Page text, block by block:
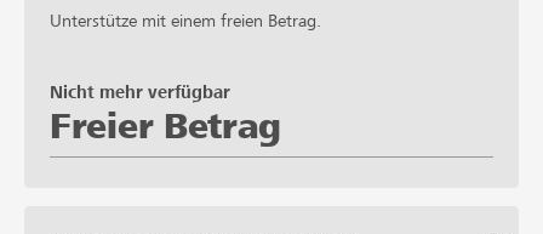
Unterstütze mit einem freien Betrag.
Freier Betrag
Nicht mehr verfügbar